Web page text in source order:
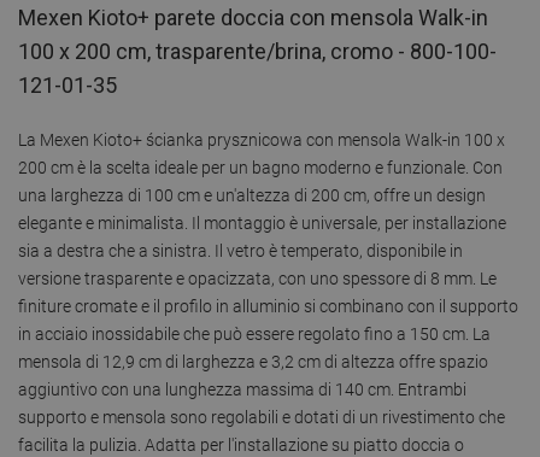
Mexen Kioto+ parete doccia con mensola Walk-in
100 x 200 cm, trasparente/brina, cromo - 800-100-
121-01-35
La Mexen Kioto+ ścianka prysznicowa con mensola Walk-in 100 x
200 cm è la scelta ideale per un bagno moderno e funzionale. Con
una larghezza di 100 cm e un'altezza di 200 cm, offre un design
elegante e minimalista. Il montaggio è universale, per installazione
sia a destra che a sinistra. Il vetro è temperato, disponibile in
versione trasparente e opacizzata, con uno spessore di 8 mm. Le
finiture cromate e il profilo in alluminio si combinano con il supporto
in acciaio inossidabile che può essere regolato fino a 150 cm. La
mensola di 12,9 cm di larghezza e 3,2 cm di altezza offre spazio
aggiuntivo con una lunghezza massima di 140 cm. Entrambi
supporto e mensola sono regolabili e dotati di un rivestimento che
facilita la pulizia. Adatta per l'installazione su piatto doccia o